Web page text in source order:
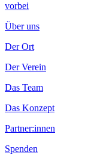
vorbei
Über uns
Der Ort
Der Verein
Das Team
Das Konzept
Partner:innen
Spenden